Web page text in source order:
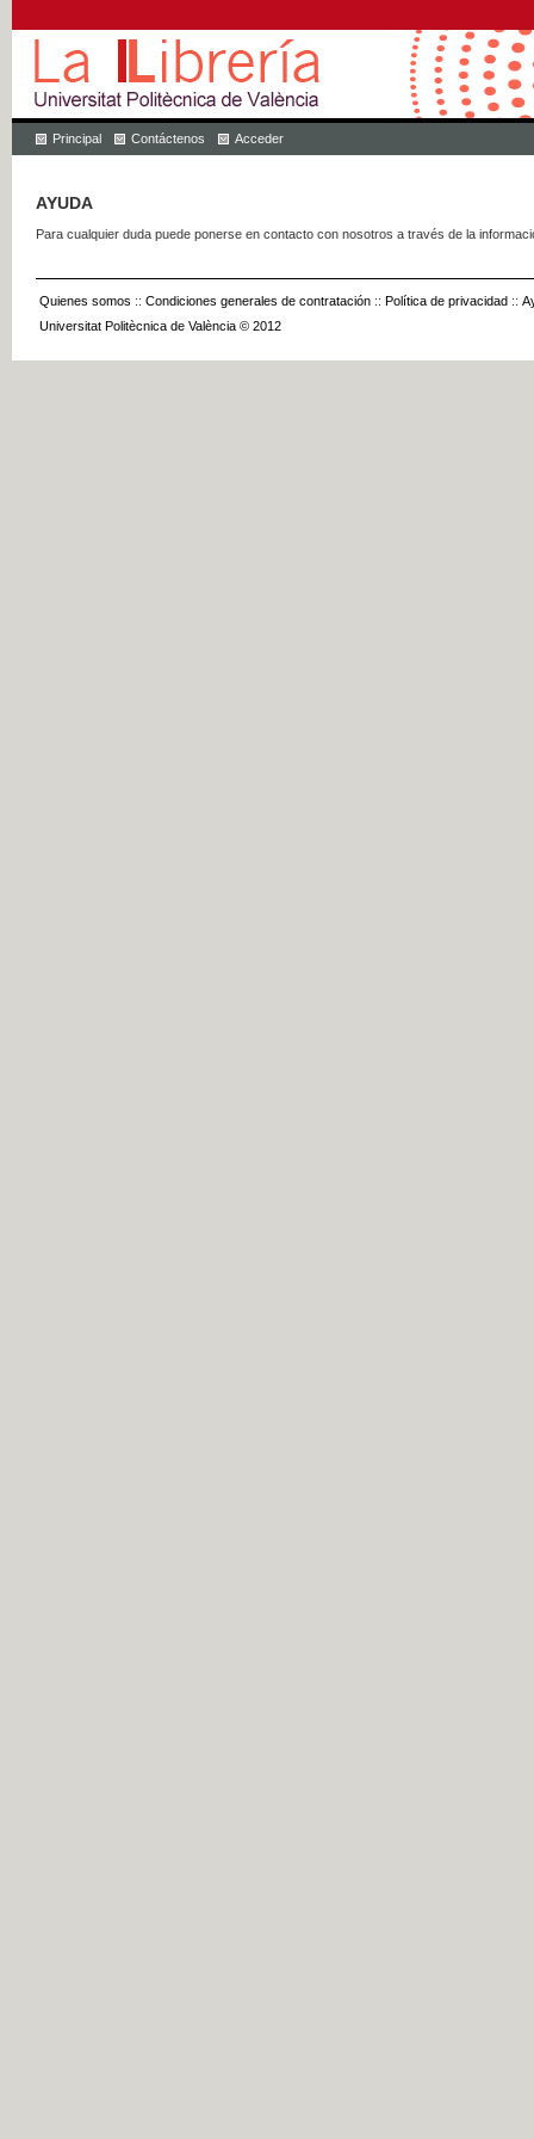
Principal Contáctenos Acceder
AYUDA
Para cualquier duda puede ponerse en contacto con nosotros a través de la
Quienes somos :: Condiciones generales de contratación :: Política de privacidad ::
Universitat Politècnica de València © 2012